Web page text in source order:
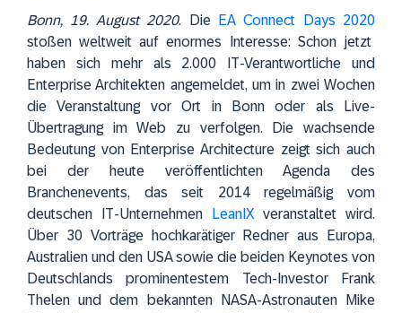
Bonn, 19. August 2020. Die
EA Connect Days 2020
stoßen weltweit auf enormes Interesse: Schon jetzt
haben sich mehr als 2.000 IT-Verantwortliche und
Enterprise Architekten angemeldet, um in zwei Wochen
die Veranstaltung vor Ort in Bonn oder als Live-
Übertragung im Web zu verfolgen. Die wachsende
Bedeutung von Enterprise Architecture zeigt sich auch
bei der heute veröffentlichten Agenda des
Branchenevents, das seit 2014 regelmäßig vom
deutschen IT-Unternehmen
LeanIX veranstaltet wird.
Über 30 Vorträge hochkarätiger Redner aus Europa,
Australien und den USA sowie die beiden Keynotes von
Deutschlands prominentestem Tech-Investor Frank
Thelen und dem bekannten NASA-Astronauten Mike